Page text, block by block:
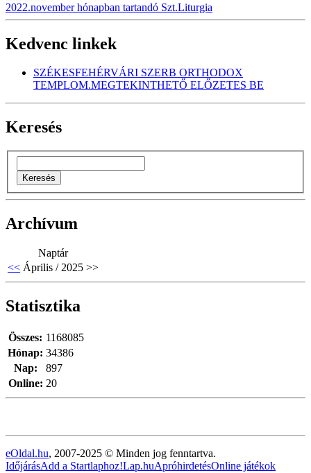
2022.november hónapban tartandó Szt.Liturgia
Kedvenc linkek
SZÉKESFEHÉRVÁRI SZERB ORTHODOX
TEMPLOM.MEGTEKINTHETŐ ELŐZETES BE
Keresés
Archívum
Naptár
<< Április / 2025 >>
Statisztika
Online: 20
Összes: 1168085
Hónap: 34386
Nap:
897
eOldal.hu, 2007-2025 © Minden jog fenntartva.
IdőjárásAdd a Startlaphoz!Lap.huApróhirdetésOnline játékok